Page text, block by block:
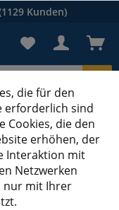
Kunden)
die für den
erforderlich sind
Cookies, die den
erhöhen, der
Interaktion mit
Netzwerken
nur mit Ihrer